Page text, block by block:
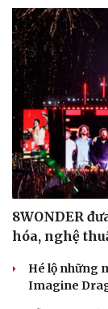
8WONDER
hóa, nghệ
Hé lộ những
Imagine